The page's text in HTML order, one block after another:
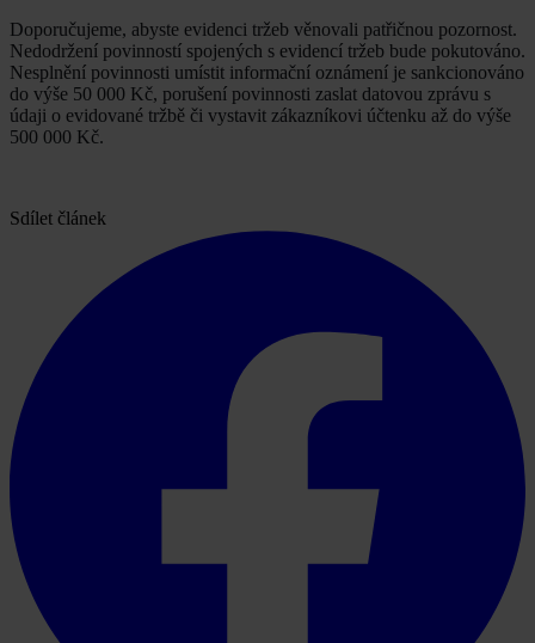
Doporučujeme, abyste evidenci tržeb věnovali patřičnou pozornost.
Nedodržení povinností spojených s evidencí tržeb bude pokutováno.
Nesplnění povinnosti umístit informační oznámení je sankcionováno
do výše 50 000 Kč, porušení povinnosti zaslat datovou zprávu s
údaji o evidované tržbě či vystavit zákazníkovi účtenku až do výše
500 000 Kč.
Sdílet článek